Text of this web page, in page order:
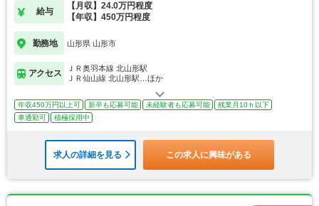
給与
【月収】24.0万円程度
【年収】450万円程度
勤務地 山形県 山形市
アクセス
ＪＲ奥羽本線 北山形駅
ＪＲ仙山線 北山形駅…ほか
年収450万円以上可 新卒も応募可能 未経験者も応募可能
残業月10ｈ以下
車通勤可
積極採用中
求人の詳細を見る この求人に興味がある